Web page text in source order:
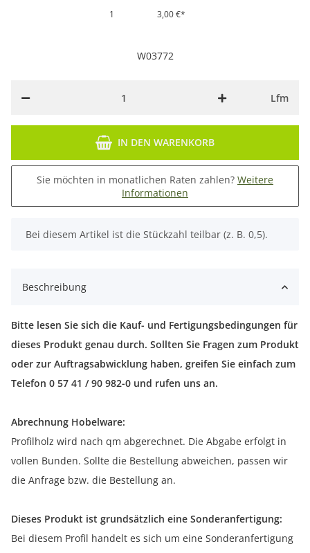
1
3,00 €*
W03772
Lfm
IN DEN WARENKORB
Sie möchten in monatlichen Raten zahlen? Weitere
Informationen
x
Bei diesem Artikel ist die Stückzahl teilbar (z. B. 0,5).
Beschreibung
Bitte lesen Sie sich die Kauf- und Fertigungsbedingungen für
dieses Produkt genau durch. Sollten Sie Fragen zum Produkt
oder zur Auftragsabwicklung haben, greifen Sie einfach zum
Telefon 0 57 41 / 90 982-0 und rufen uns an.
Abrechnung Hobelware:
Profilholz wird nach qm abgerechnet. Die Abgabe erfolgt in
vollen Bunden. Sollte die Bestellung abweichen, passen wir
die Anfrage bzw. die Bestellung an.
Dieses Produkt ist grundsätzlich eine Sonderanfertigung:
Bei diesem Profil handelt es sich um eine Sonderanfertigung